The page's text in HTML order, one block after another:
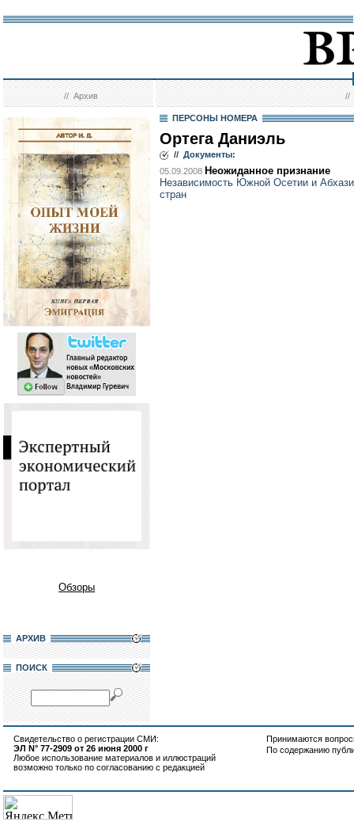
//Архив //
Обзоры
АРХИВ
ПОИСК
ПЕРСОНЫ НОМЕРА
Ортега Даниэль
// Документы:
05.09.2008 Неожиданное признание
Независимость Южной Осетии и
стран
Свидетельство о регистрации СМИ:
ЭЛ N° 77-2909 от 26 июня 2000 г
Любое использование материалов и иллюстраций
возможно только по согласованию с редакцией
Принимаются
По содержанию